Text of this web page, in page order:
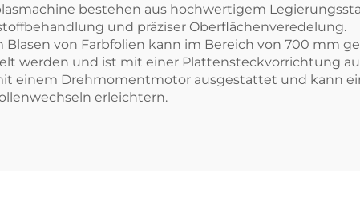
bestehen aus hochwertigem
und präziser Oberflächenveredelung.
von Farbfolien kann im Bereich von 700 mm
werden und ist mit einer Plattensteckvorrichtung
einem Drehmomentmotor ausgestattet und kann
erleichtern.